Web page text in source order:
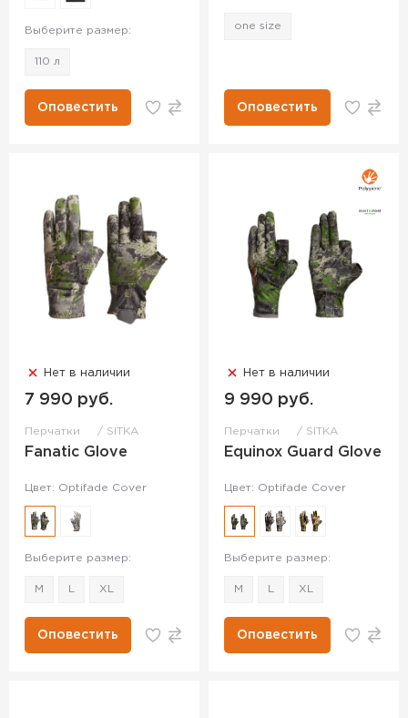
Выберите размер:
110 л
Оповестить
one size
Оповестить
Нет в наличии
7 990 руб.
Перчатки SITKA
Fanatic Glove
Цвет: Optifade Cover
Выберите размер:
M XL
Оповестить
Нет в наличии
9 990 руб.
Перчатки SITKA
Equinox Guard Glove
Цвет: Optifade Cover
Выберите размер:
M XL
Оповестить